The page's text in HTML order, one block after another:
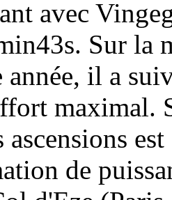
avec
Sur la
année, il a
maximal.
ascensions
de